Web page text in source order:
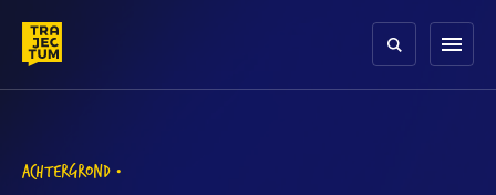
content
menu
ACHTERGROND